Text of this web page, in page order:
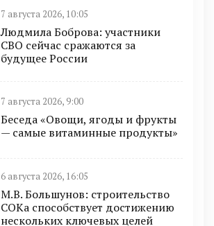
7 августа 2026, 10:05
Людмила Боброва: участники
СВО сейчас сражаются за
будущее России
7 августа 2026, 9:00
Беседа «Овощи, ягоды и фрукты
— самые витаминные продукты»
6 августа 2026, 16:05
М.В. Большунов: строительство
СОКа способствует достижению
нескольких ключевых целей